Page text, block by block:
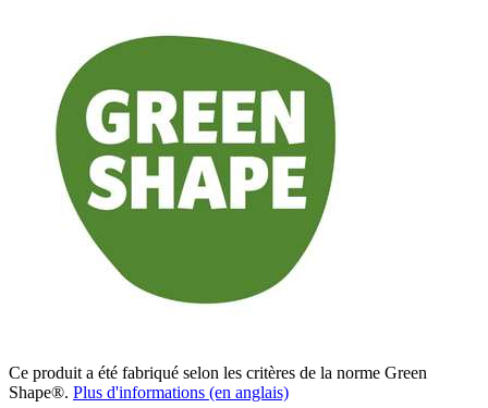
Ce produit a été fabriqué selon les critères de la norme Green
Shape®. Plus d'informations (en anglais)